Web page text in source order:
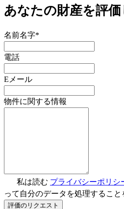
あなたの財産を評
名前名字*
電話
Eメール
物件に関する情報
私は読む プライバシーポリシ
って自分のデータを処理するこ
評価のリクエスト